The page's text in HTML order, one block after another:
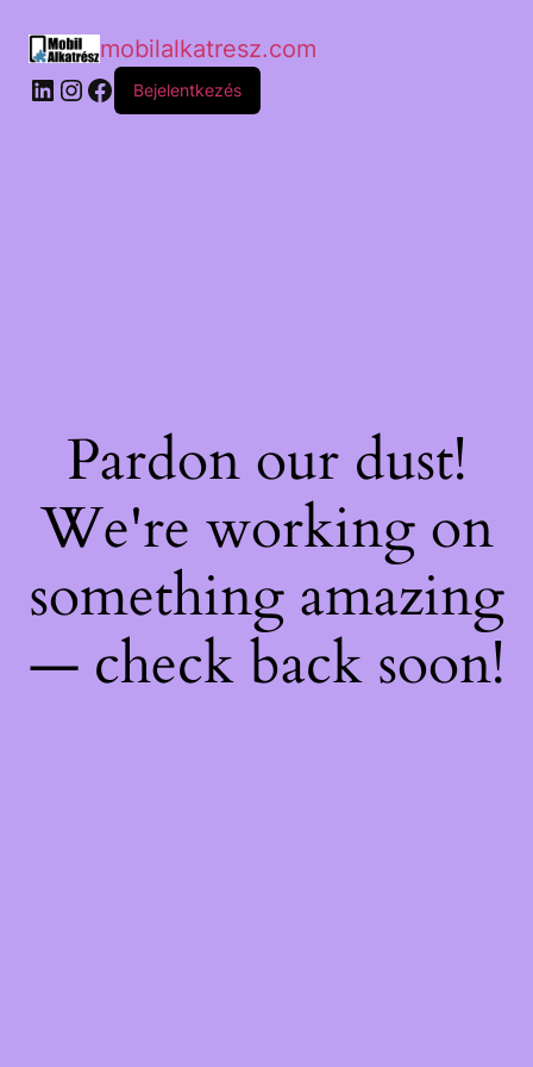
mobilalkatresz.com
Bejelentkezés
Pardon our dust!
We're working on
something amazing
— check back soon!